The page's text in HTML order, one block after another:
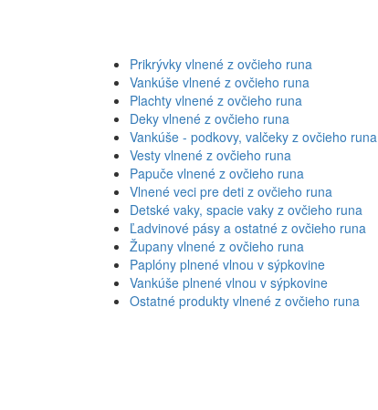
Prikrývky vlnené z ovčieho runa
Vankúše vlnené z ovčieho runa
Plachty vlnené z ovčieho runa
Deky vlnené z ovčieho runa
Vankúše - podkovy, valčeky z ovčieho runa
Vesty vlnené z ovčieho runa
Papuče vlnené z ovčieho runa
Vlnené veci pre deti z ovčieho runa
Detské vaky, spacie vaky z ovčieho runa
Ľadvinové pásy a ostatné z ovčieho runa
Župany vlnené z ovčieho runa
Paplóny plnené vlnou v sýpkovine
Vankúše plnené vlnou v sýpkovine
Ostatné produkty vlnené z ovčieho runa